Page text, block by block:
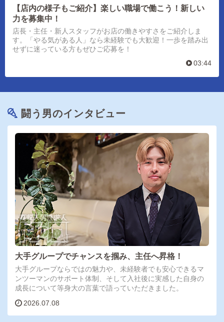
【店内の様子もご紹介】楽しい職場で働こう！新しい
力を募集中！
店長・主任・新人スタッフがお店の働きやすさをご紹介しま
す。「やる気がある人」なら未経験でも大歓迎！一歩を踏み出
せずに迷っている方もぜひご応募を！
03:44
闘う男のインタビュー
大手グループでチャンスを掴み、主任へ昇格！
大手グループならではの魅力や、未経験者でも安心できるマ
ンツーマンのサポート体制、そして入社後に実感した自身の
成長について等身大の言葉で語っていただきました。
2026.07.08